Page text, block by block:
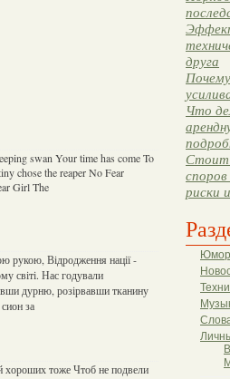
друга
Что
Стоит
риски
Юмор
swan Your time has come To
chose the reaper No Fear
Girl The
рукою, Відродження нації -
світі. Нас годували
дурню, розірвавши тканину
за
хороших тоже Чтоб не подвели